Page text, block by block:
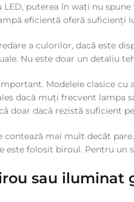
puterea în wați nu
eficientă oferă suficienți
a culorilor, dacă este
Nu este doar un detaliu
Modelele clasice
dacă muți frecvent lampa
doar dacă rezistă suficient
contează mai mult decât
este folosit biroul. Pentru un
sau iluminat